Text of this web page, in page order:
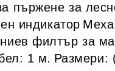
пържене за
индикатор
филтър за
1 м. Размери: